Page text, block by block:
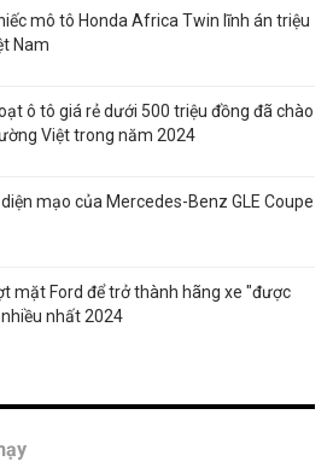
mô tô Honda Africa Twin lĩnh án triệu
Nam
ô tô giá rẻ dưới 500 triệu đồng đã chào
Việt trong năm 2024
mạo của Mercedes-Benz GLE Coupe
mặt Ford để trở thành hãng xe "được
nhất 2024